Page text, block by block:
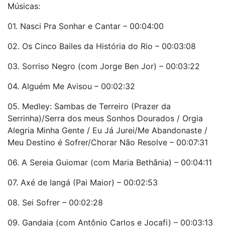
Músicas:
01. Nasci Pra Sonhar e Cantar – 00:04:00
02. Os Cinco Bailes da História do Rio – 00:03:08
03. Sorriso Negro (com Jorge Ben Jor) – 00:03:22
04. Alguém Me Avisou – 00:02:32
05. Medley: Sambas de Terreiro (Prazer da
Serrinha)/Serra dos meus Sonhos Dourados / Orgia
Alegria Minha Gente / Eu Já Jurei/Me Abandonaste /
Meu Destino é Sofrer/Chorar Não Resolve – 00:07:31
06. A Sereia Guiomar (com Maria Bethânia) – 00:04:11
07. Axé de Iangá (Pai Maior) – 00:02:53
08. Sei Sofrer – 00:02:28
09. Gandaia (com Antônio Carlos e Jocafi) – 00:03:13